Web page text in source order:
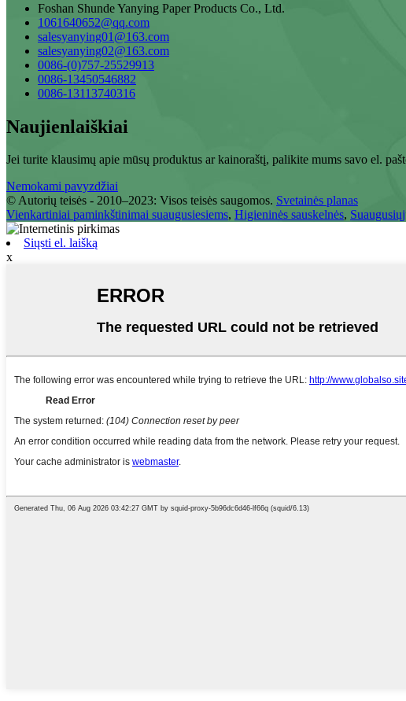
Foshan Shunde Yanying Paper Products Co., Ltd.
1061640652@qq.com
salesyanying01@163.com
salesyanying02@163.com
0086-(0)757-25529913
0086-13450546882
0086-13113740316
Naujienlaiškiai
Jei turite klausimų apie mūsų produktus ar kainoraštį, palikite mums savo el.
Nemokami pavyzdžiai
© Autorių teisės - 2010–2023: Visos teisės saugomos. Svetainės planas
Vienkartiniai paminkštinimai suaugusiesiems, Higieninės sauskelnės,
Siųsti el. laišką
x